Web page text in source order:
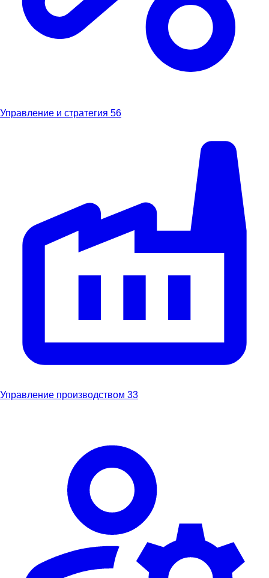
Управление и стратегия 56
Управление производством 33